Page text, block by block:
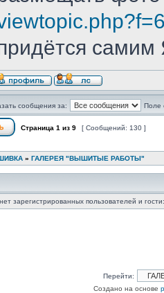
самим
сообщения за: Поле
Страница 1 из 9 [ Сообщений: 130 ]
» ГАЛЕРЕЯ "ВЫШИТЫЕ РАБОТЫ"
зарегистрированных пользователей и
Перейти:
Создано на основе